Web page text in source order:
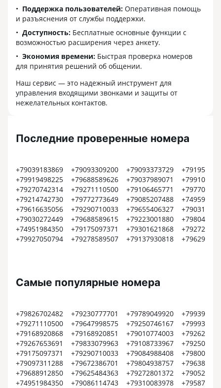
Поддержка пользователей: Оперативная помощь
и разъяснения от службы поддержки.
Доступность: Бесплатные основные функции с
возможностью расширения через анкету.
Экономия времени: Быстрая проверка номеров
для принятия решений об общении.
Наш сервис — это надежный инструмент для
управления входящими звонками и защиты от
нежелательных контактов.
Последние проверенные номера
+79039183869
+79919498225
+79270742314
+79214742730
+79616635056
+79030272449
+74951984350
+79927050794
+79093309200
+79688589626
+79271110500
+79772773649
+79290710033
+79688589615
+79175097371
+79278589507
+79093373729
+79037989071
+79106465771
+79085207488
+79655406327
+79223001880
+79301621868
+79137930818
Самые популярные номера
+79826702482
+79271110500
+79168920868
+79267653691
+79175097371
+79097311288
+79688912850
+74951984350
+79230777701
+79647998575
+79168920851
+79833079963
+79290710033
+79672386701
+79625484363
+79086114743
+79789049920
+79250746167
+79010774003
+79108733967
+79084988408
+79804938757
+79272801372
+79310083978